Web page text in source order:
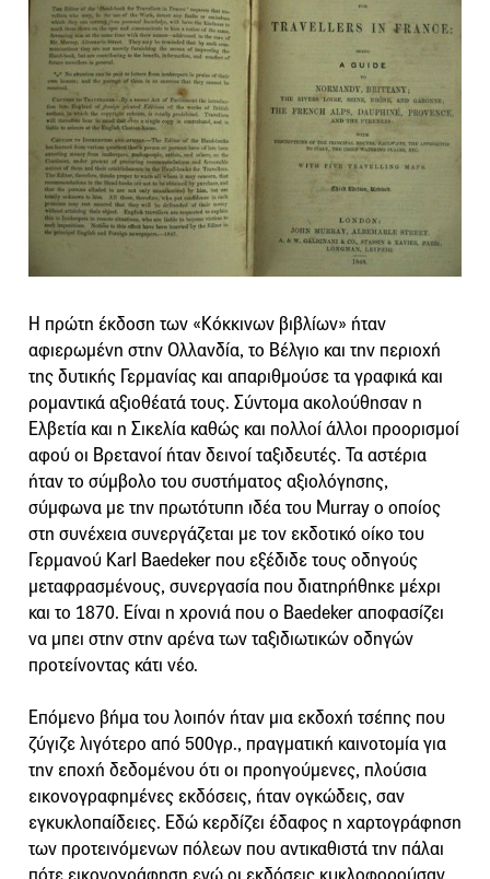
Η πρώτη έκδοση των «Κόκκινων βιβλίων» ήταν
αφιερωμένη στην Ολλανδία, το Βέλγιο και την περιοχή
της δυτικής Γερμανίας και απαριθμούσε τα γραφικά και
ρομαντικά αξιοθέατά τους. Σύντομα ακολούθησαν η
Ελβετία και η Σικελία καθώς και πολλοί άλλοι προορισμοί
αφού οι Βρετανοί ήταν δεινοί ταξιδευτές. Τα αστέρια
ήταν το σύμβολο του συστήματος αξιολόγησης,
σύμφωνα με την πρωτότυπη ιδέα του Murray ο οποίος
στη συνέχεια συνεργάζεται με τον εκδοτικό οίκο του
Γερμανού Karl Baedeker που εξέδιδε τους οδηγούς
μεταφρασμένους, συνεργασία που διατηρήθηκε μέχρι
και το 1870. Είναι η χρονιά που ο Baedeker αποφασίζει
να μπει στην στην αρένα των ταξιδιωτικών οδηγών
προτείνοντας κάτι νέο.
Επόμενο βήμα του λοιπόν ήταν μια εκδοχή τσέπης που
ζύγιζε λιγότερο από 500γρ., πραγματική καινοτομία για
την εποχή δεδομένου ότι οι προηγούμενες, πλούσια
εικονογραφημένες εκδόσεις, ήταν ογκώδεις, σαν
εγκυκλοπαίδειες. Εδώ κερδίζει έδαφος η χαρτογράφηση
των προτεινόμενων πόλεων που αντικαθιστά την πάλαι